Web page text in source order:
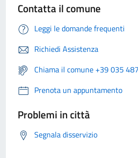
Contatta il comune
Leggi le domande frequenti
Richiedi Assistenza
Chiama il comune +39 035
Prenota un appuntamento
Problemi in città
Segnala disservizio